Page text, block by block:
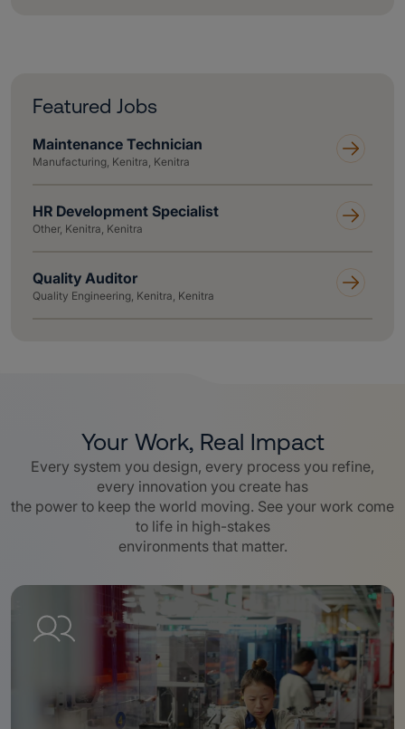
Featured Jobs
Maintenance Technician
Manufacturing, Kenitra, Kenitra
HR Development Specialist
Other, Kenitra, Kenitra
Quality Auditor
Quality Engineering, Kenitra, Kenitra
Your Work, Real Impact
Every system you design, every process you refine,
every innovation you create has
the power to keep the world moving. See your work come
to life in high-stakes
environments that matter.